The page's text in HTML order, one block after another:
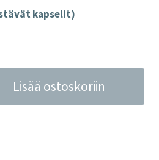
kapselit)
Lisää ostoskoriin